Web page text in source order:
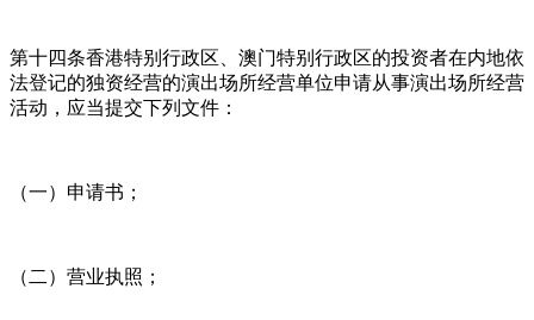
第十四条香港特别行政区、澳门特别行政区的投资者在内地依
法登记的独资经营的演出场所经营单位申请从事演出场所经营
活动，应当提交下列文件：
（一）申请书；
（二）营业执照；